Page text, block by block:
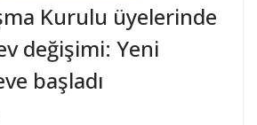
Kurulu üyelerinde
değişimi: Yeni
başladı